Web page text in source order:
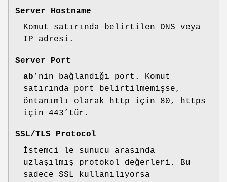
Server Hostname
Komut satırında belirtilen DNS veya
IP adresi.
Server Port
ab ’nin bağlandığı port. Komut
satırında port belirtilmemişse,
öntanımlı olarak http için 80, https
için 443’tür.
SSL/TLS Protocol
İstemci le sunucu arasında
uzlaşılmış protokol değerleri. Bu
sadece SSL kullanılıyorsa